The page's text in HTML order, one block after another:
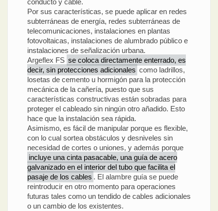
conducto y cable.
Por sus características, se puede aplicar en redes
subterráneas de energía, redes subterráneas de
telecomunicaciones, instalaciones en plantas
fotovoltaicas, instalaciones de alumbrado público e
instalaciones de señalización urbana.
Argeflex FS se coloca directamente enterrado, es
decir, sin protecciones adicionales como ladrillos,
losetas de cemento u hormigón para la protección
mecánica de la cañería, puesto que sus
características constructivas están sobradas para
proteger el cableado sin ningún otro añadido. Esto
hace que la instalación sea rápida.
Asimismo, es fácil de manipular porque es flexible,
con lo cual sortea obstáculos y desniveles sin
necesidad de cortes o uniones, y además porque
incluye una cinta pasacable, una guía de acero
galvanizado en el interior del tubo que facilita el
pasaje de los cables . El alambre guía se puede
reintroducir en otro momento para operaciones
futuras tales como un tendido de cables adicionales
o un cambio de los existentes.